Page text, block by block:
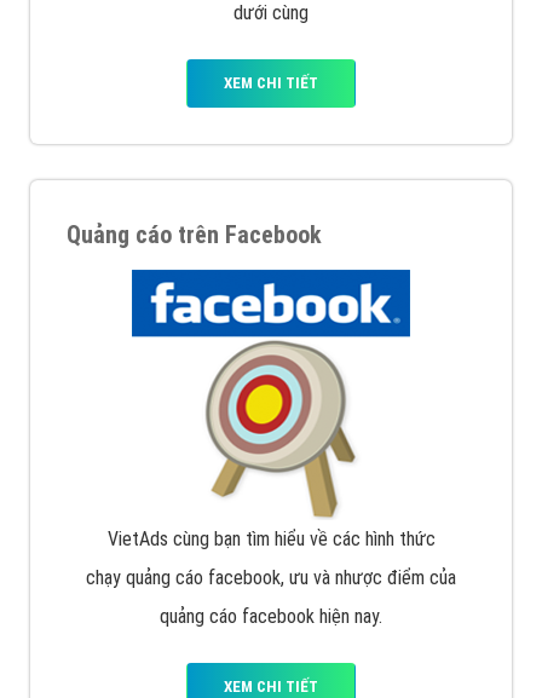
dưới cùng
XEM CHI TIẾT
Quảng cáo trên Facebook
VietAds cùng bạn tìm hiểu về các hình thức
chạy quảng cáo facebook, ưu và nhược điểm của
quảng cáo facebook hiện nay.
XEM CHI TIẾT